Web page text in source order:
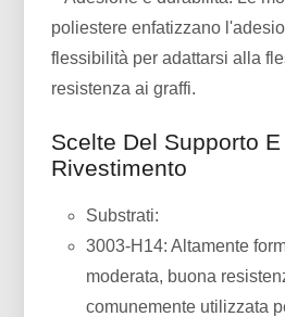
poliestere enfatizzano
flessibilità per adattarsi alla
resistenza ai graffi.
Scelte Del Supporto
Rivestimento
Substrati:
3003-H14: Altamente
moderata, buona
comunemente utilizzata